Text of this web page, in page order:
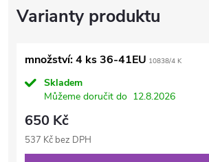
množství: 4 ks 36-41EU 10838/4 K
Skladem
Můžeme doručit do 12.8.2026
650 Kč
537 Kč bez DPH